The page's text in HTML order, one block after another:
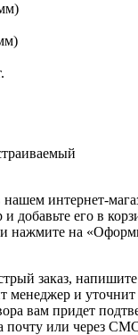
интернет-
добавьте его в
нажмите на
заказ,
менеджер и уточнит
вам придет
почту или через